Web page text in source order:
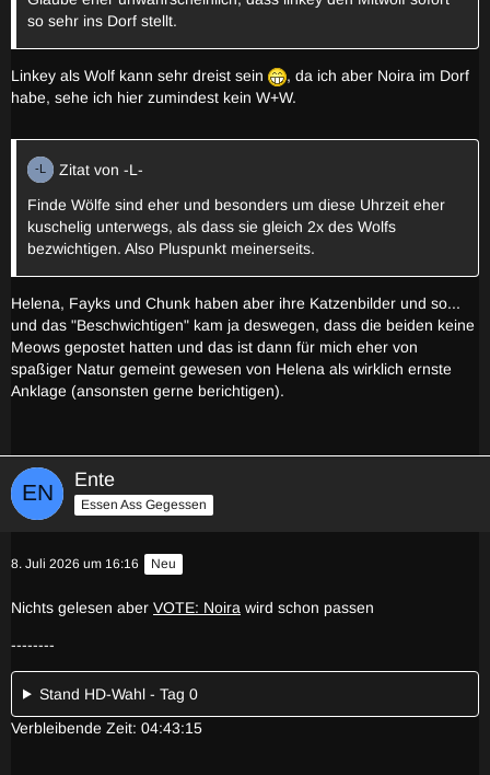
so sehr ins Dorf stellt.
Linkey als Wolf kann sehr dreist sein
, da ich aber Noira im Dorf
habe, sehe ich hier zumindest kein W+W.
Zitat von -L-
Finde Wölfe sind eher und besonders um diese Uhrzeit eher
kuschelig unterwegs, als dass sie gleich 2x des Wolfs
bezwichtigen. Also Pluspunkt meinerseits.
Helena, Fayks und Chunk haben aber ihre Katzenbilder und so...
und das "Beschwichtigen" kam ja deswegen, dass die beiden keine
Meows gepostet hatten und das ist dann für mich eher von
spaßiger Natur gemeint gewesen von Helena als wirklich ernste
Anklage (ansonsten gerne berichtigen).
Ente
Essen Ass Gegessen
8. Juli 2026 um 16:16 Neu
Nichts gelesen aber VOTE: Noira wird schon passen
--------
Stand HD-Wahl - Tag 0
Verbleibende Zeit: 04:43:15